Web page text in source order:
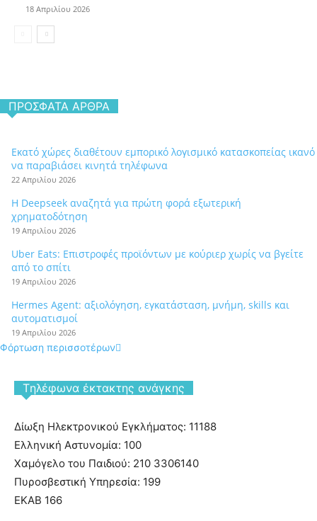
18 Απριλίου 2026
ΠΡΌΣΦΑΤΑ ΆΡΘΡΑ
Εκατό χώρες διαθέτουν εμπορικό λογισμικό κατασκοπείας ικανό
να παραβιάσει κινητά τηλέφωνα
22 Απριλίου 2026
Η Deepseek αναζητά για πρώτη φορά εξωτερική
χρηματοδότηση
19 Απριλίου 2026
Uber Eats: Επιστροφές προϊόντων με κούριερ χωρίς να βγείτε
από το σπίτι
19 Απριλίου 2026
Hermes Agent: αξιολόγηση, εγκατάσταση, μνήμη, skills και
αυτοματισμοί
19 Απριλίου 2026
Φόρτωση περισσοτέρων
Tηλέφωνα έκτακτης ανάγκης
Δίωξη Ηλεκτρονικού Εγκλήματος: 11188
Ελληνική Αστυνομία: 100
Χαμόγελο του Παιδιού: 210 3306140
Πυροσβεστική Υπηρεσία: 199
ΕΚΑΒ 166